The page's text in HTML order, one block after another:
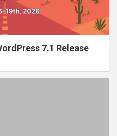
7.1 Release